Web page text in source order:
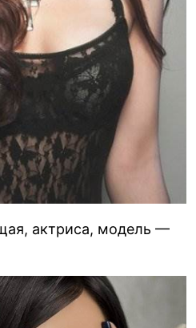
актриса, модель —